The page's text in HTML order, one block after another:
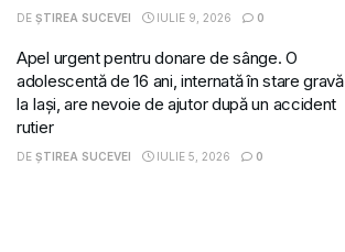
DE ȘTIREA SUCEVEI IULIE 9, 2026 0
Apel urgent pentru donare de sânge. O
adolescentă de 16 ani, internată în stare gravă
la Iași, are nevoie de ajutor după un accident
rutier
DE ȘTIREA SUCEVEI IULIE 5, 2026 0